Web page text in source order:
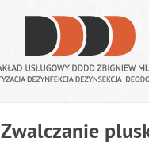
Zwalczanie